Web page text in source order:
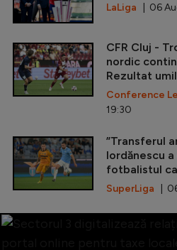
LaLiga | 06
CFR Cluj -
nordic
Rezultat
Conference
19:30
”Transferul
Iordănescu
fotbalistul
SuperLiga |